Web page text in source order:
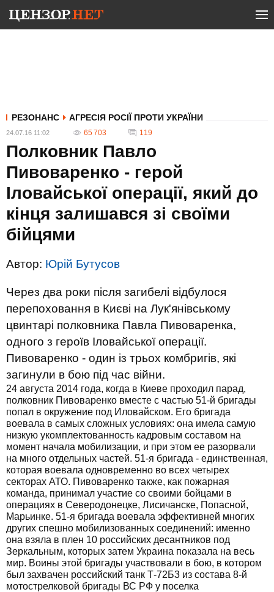
РЕЗОНАНС АГРЕСІЯ РОСІЇ ПРОТИ УКРАЇНИ
24.07.16 11:02 65 703 119
Полковник Павло
Пивоваренко - герой
Іловайської операції, який до
кінця залишався зі своїми
бійцями
Автор: Юрій Бутусов
Через два роки після загибелі відбулося
перепоховання в Києві на Лук'янівському
цвинтарі полковника Павла Пивоваренка,
одного з героїв Іловайської операції.
Пивоваренко - один із трьох комбригів, які
загинули в бою під час війни.
24 августа 2014 года, когда в Киеве проходил парад,
полковник Пивоваренко вместе с частью 51-й бригады
попал в окружение под Иловайском. Его бригада
воевала в самых сложных условиях: она имела самую
низкую укомплектованность кадровым составом на
момент начала мобилизации, и при этом ее разорвали
на много отдельных частей. 51-я бригада - единственная,
которая воевала одновременно во всех четырех
секторах АТО. Пивоваренко также, как пожарная
команда, принимал участие со своими бойцами в
операциях в Северодонецке, Лисичанске, Попасной,
Марьинке. 51-я бригада воевала эффективней многих
других спешно мобилизованных соединений: именно
она взяла в плен 10 российских десантников под
Зеркальным, которых затем Украина показала на весь
мир. Воины этой бригады участвовали в бою, в котором
был захвачен российский танк Т-72Б3 из состава 8-й
мотострелковой бригады ВС РФ у поселка